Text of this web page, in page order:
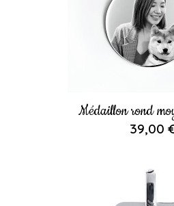
Médaillon rond
39,00